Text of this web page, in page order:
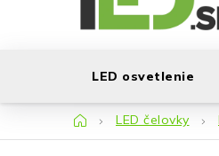
LED osvetlenie
DomovLED čelovky